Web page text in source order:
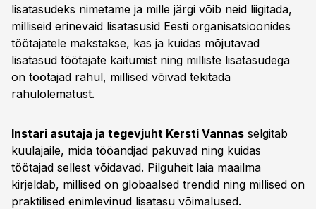
lisatasudeks nimetame ja mille järgi võib neid liigitada,
milliseid erinevaid lisatasusid Eesti organisatsioonides
töötajatele makstakse, kas ja kuidas mõjutavad
lisatasud töötajate käitumist ning milliste lisatasudega
on töötajad rahul, millised võivad tekitada
rahulolematust.
Instari asutaja ja tegevjuht Kersti Vannas selgitab
kuulajaile, mida tööandjad pakuvad ning kuidas
töötajad sellest võidavad. Pilguheit laia maailma
kirjeldab, millised on globaalsed trendid ning millised on
praktilised enimlevinud lisatasu võimalused.